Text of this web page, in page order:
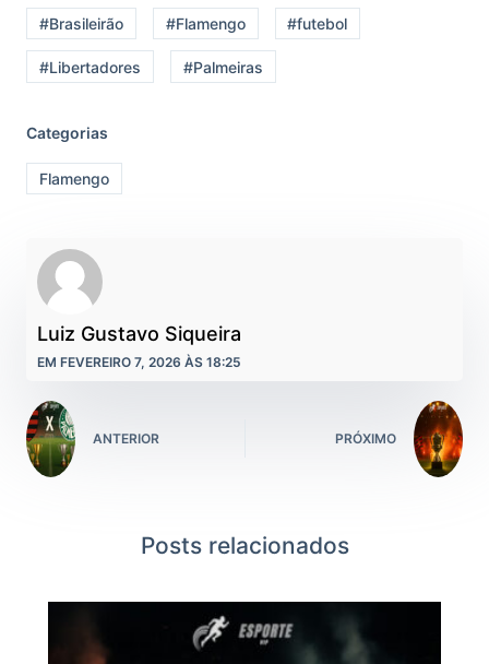
#Brasileirão #Flamengo #futebol
#Libertadores #Palmeiras
Categorias
Flamengo
Luiz Gustavo Siqueira
EM FEVEREIRO 7, 2026 ÀS 18:25
ANTERIOR PRÓXIMO
Posts relacionados